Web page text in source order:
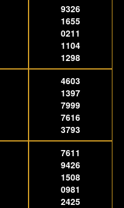
9326
1655
0211
1104
1298
4603
1397
7999
7616
3793
7611
9426
1508
0981
2425